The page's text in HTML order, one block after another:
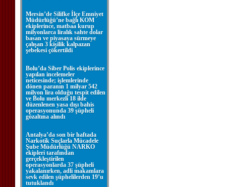
Mersin’de Silifke İlçe Emniyet
Müdürlüğü’ne bağlı KOM
ekiplerince, matbaa kurup
milyonlarca liralık sahte dolar
basan ve piyasaya sürmeye
çalışan 3 kişilik kalpazan
şebekesi çökertildi
Bolu’da Siber Polis ekiplerince
yapılan incelemeler
neticesinde; işlemlerinde
dönen paranın 1 milyar 542
milyon lira olduğu tespit edilen
ve Bolu merkezli 18 ilde
düzenlenen yasa dışı bahis
operasyonunda 39 şüpheli
gözaltına alındı
Antalya’da son bir haftada
Narkotik Suçlarla Mücadele
Şube Müdürlüğü NARKO
ekipleri tarafından
gerçekleştirilen
operasyonlarda 37 şüpheli
yakalanırken, adli makamlara
sevk edilen şüphelilerden 19’u
tutuklandı